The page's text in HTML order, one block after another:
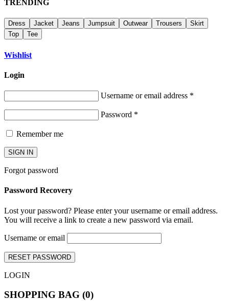
TRENDING
Dress Jacket Jeans Jumpsuit Outwear Trousers
Skirt
Top
Tee
Wishlist
Login
Username or email address *
Password *
Remember me
SIGN IN
Forgot password
Password Recovery
Lost your password? Please enter your username or email address.
You will receive a link to create a new password via email.
Username or email
RESET PASSWORD
LOGIN
SHOPPING BAG (0)